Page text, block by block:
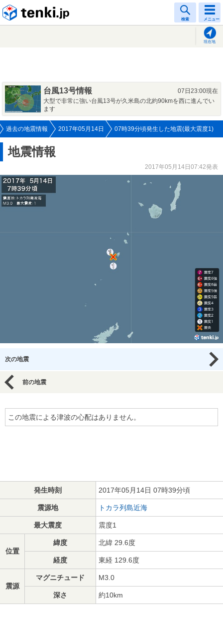
検索 メニュー
現在地
台風13号情報
07日23:00現在
大型で非常に強い台風13号が久米島の北約90kmを西に進んでい
ます
過去の地震情報 2017年05月14日 07時39分頃発生した地震(最大震度1)
地震情報
2017年05月14日07:42発表
次の地震
前の地震
この地震による津波の心配はありません。
発生時刻 2017年05月14日 07時39分頃
震源地 トカラ列島近海
最大震度 震度1
位置
緯度 北緯 29.6度
経度 東経 129.6度
震源
マグニチュード M3.0
深さ 約10km